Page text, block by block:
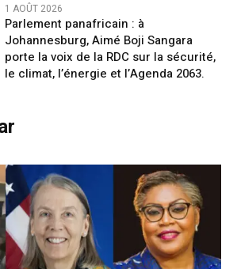
1 AOÛT 2026
Parlement panafricain : à
Johannesburg, Aimé Boji Sangara
porte la voix de la RDC sur la sécurité,
le climat, l’énergie et l’Agenda 2063.